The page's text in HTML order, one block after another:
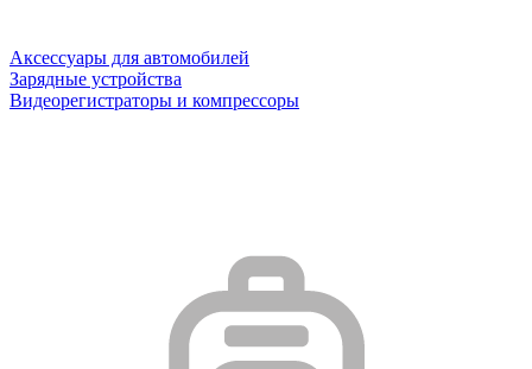
Аксессуары для автомобилей
Зарядные устройства
Видеорегистраторы и компрессоры